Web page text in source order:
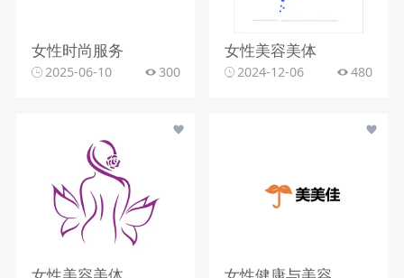
女性时尚服务
2025-06-10 300
女性美容美体
2024-12-06 480